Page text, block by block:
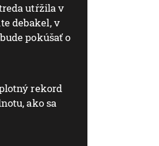
utŕžila v
debakel, v
pokúšať o
rekord
ako sa